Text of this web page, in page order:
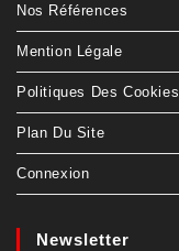
Nos Références
Mention Légale
Politiques Des Cookies
Plan Du Site
Connexion
Newsletter